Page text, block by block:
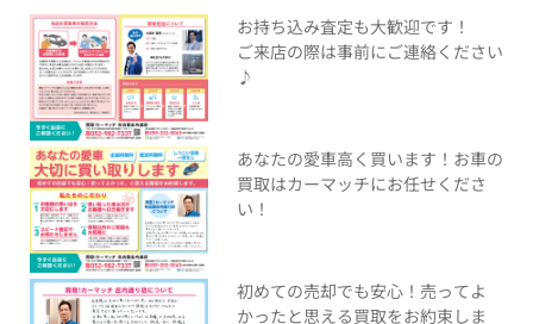
お持ち込み査定も大歓迎です！
ご来店の際は事前にご連絡ください
♪
あなたの愛車高く買います！お車の
買取はカーマッチにお任せくださ
い！
初めての売却でも安心！売ってよ
かったと思える買取をお約束しま